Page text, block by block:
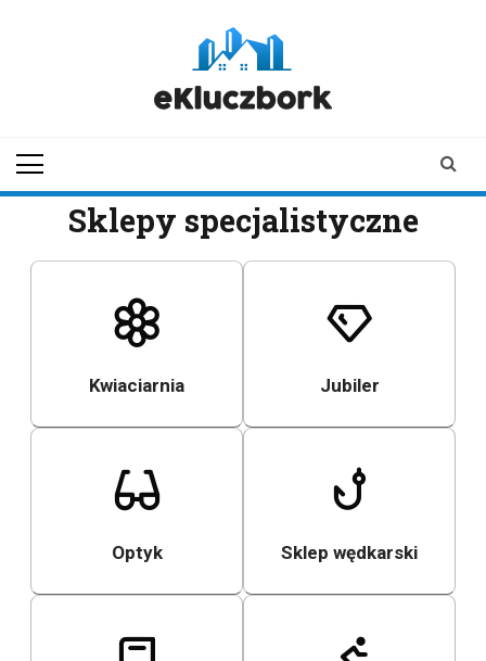
Sklepy specjalistyczne
Kwiaciarnia Jubiler
Optyk Sklep wędkarski